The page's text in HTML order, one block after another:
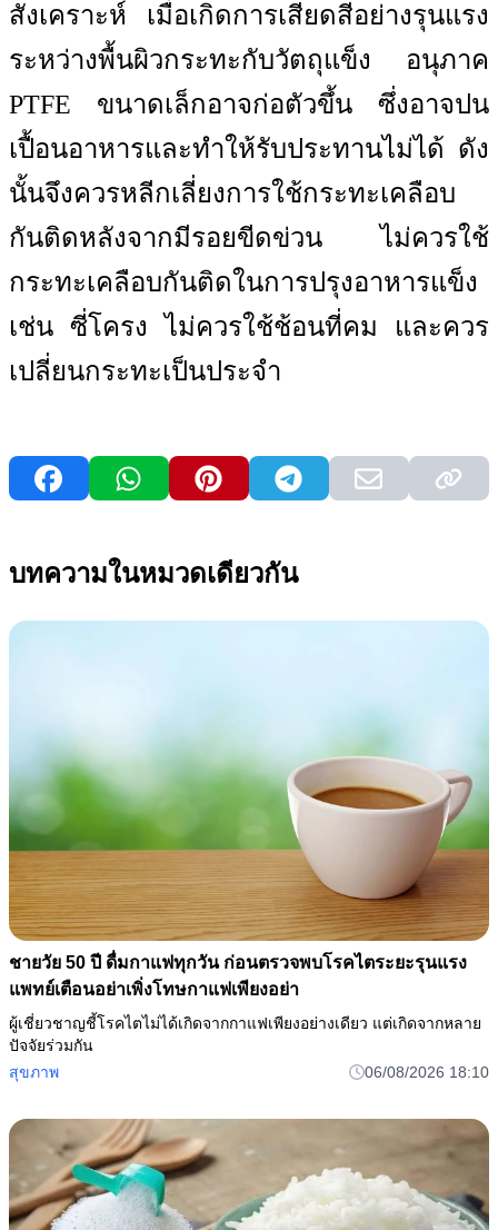
สังเคราะห์ เมื่อเกิดการเสียดสีอย่างรุนแรง
ระหว่างพื้นผิวกระทะกับวัตถุแข็ง อนุภาค
PTFE ขนาดเล็กอาจก่อตัวขึ้น ซึ่งอาจปน
เปื้อนอาหารและทำให้รับประทานไม่ได้ ดัง
นั้นจึงควรหลีกเลี่ยงการใช้กระทะเคลือบ
กันติดหลังจากมีรอยขีดข่วน ไม่ควรใช้
กระทะเคลือบกันติดในการปรุงอาหารแข็ง
เช่น ซี่โครง ไม่ควรใช้ช้อนที่คม และควร
เปลี่ยนกระทะเป็นประจำ
บทความในหมวดเดียวกัน
ชายวัย 50 ปี ดื่มกาแฟทุกวัน ก่อนตรวจพบโรคไตระยะรุนแรง
แพทย์เตือนอย่าเพิ่งโทษกาแฟเพียงอย่า
ผู้เชี่ยวชาญชี้โรคไตไม่ได้เกิดจากกาแฟเพียงอย่างเดียว แต่เกิดจากหลาย
ปัจจัยร่วมกัน
สุขภาพ
06/08/2026 18:10